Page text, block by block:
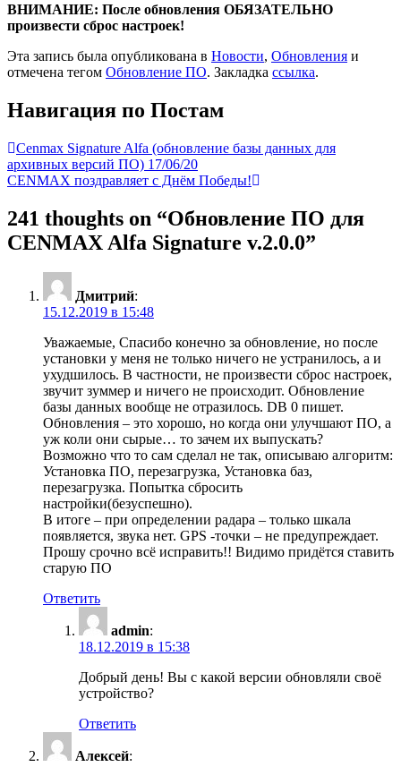
ВНИМАНИЕ: После обновления ОБЯЗАТЕЛЬНО
произвести сброс настроек!
Эта запись была опубликована в Новости, Обновления и
отмечена тегом Обновление ПО. Закладка ссылка.
Навигация по Постам
Cenmax Signature Alfa (обновление базы данных для
архивных версий ПО) 17/06/20
CENMAX поздравляет с Днём Победы!
241 thoughts on “Обновление ПО для
CENMAX Alfa Signature v.2.0.0”
Дмитрий:
15.12.2019 в 15:48
Уважаемые, Спасибо конечно за обновление, но после
установки у меня не только ничего не устранилось, а и
ухудшилось. В частности, не произвести сброс настроек,
звучит зуммер и ничего не происходит. Обновление
базы данных вообще не отразилось. DB 0 пишет.
Обновления – это хорошо, но когда они улучшают ПО, а
уж коли они сырые… то зачем их выпускать?
Возможно что то сам сделал не так, описываю алгоритм:
Установка ПО, перезагрузка, Установка баз,
перезагрузка. Попытка сбросить
настройки(безуспешно).
В итоге – при определении радара – только шкала
появляется, звука нет. GPS -точки – не предупреждает.
Прошу срочно всё исправить!! Видимо придётся ставить
старую ПО
Ответить
admin:
18.12.2019 в 15:38
Добрый день! Вы с какой версии обновляли своё
устройство?
Ответить
Алексей: